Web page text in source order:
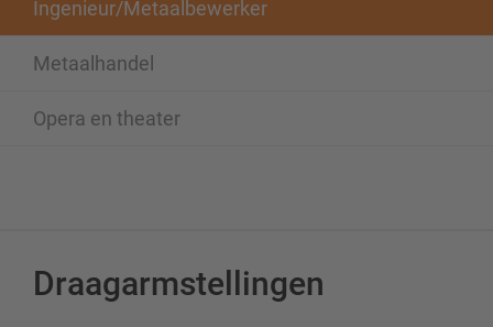
Ingenieur/Metaalbewerker
Metaalhandel
Opera en theater
Draagarmstellingen